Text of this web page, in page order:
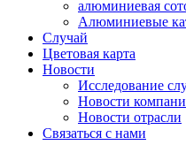
алюминиевая
Алюминиевые
Случай
Цветовая карта
Новости
Исследование
Новости
Новости отрасли
Связаться с нами